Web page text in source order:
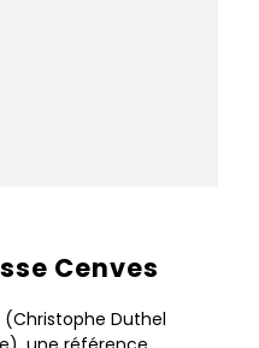
Cenves
(Christophe Duthel